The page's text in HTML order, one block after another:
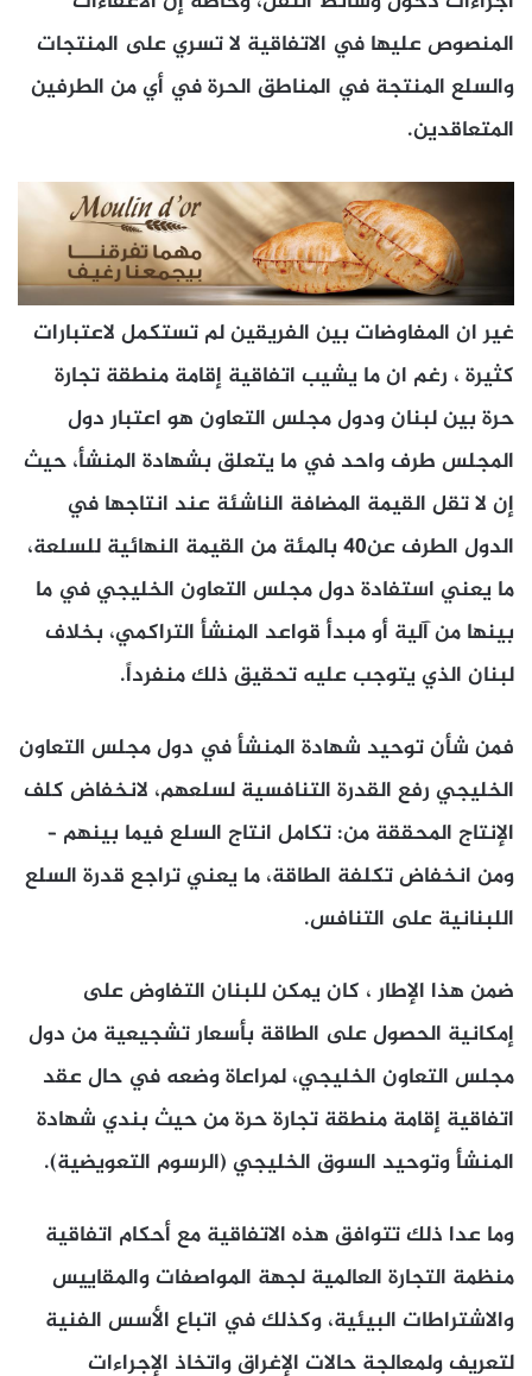
المنصوص عليها في الاتفاقية لا تسري على المنتجات
والسلع المنتجة في المناطق الحرة في أي من الطرفين
المتعاقدين.
غير ان المفاوضات بين الفريقين لم تستكمل لاعتبارات
كثيرة ، رغم ان ما يشيب اتفاقية إقامة منطقة تجارة
حرة بين لبنان ودول مجلس التعاون هو اعتبار دول
المجلس طرف واحد في ما يتعلق بشهادة المنشأ، حيث
إن لا تقل القيمة المضافة الناشئة عند انتاجها في
الدول الطرف عن40 بالمئة من القيمة النهائية للسلعة،
ما يعني استفادة دول مجلس التعاون الخليجي في ما
بينها من آلية أو مبدأ قواعد المنشأ التراكمي، بخلاف
لبنان الذي يتوجب عليه تحقيق ذلك منفرداً.
فمن شأن توحيد شهادة المنشأ في دول مجلس التعاون
الخليجي رفع القدرة التنافسية لسلعهم، لانخفاض كلف
الإنتاج المحققة من: تكامل انتاج السلع فيما بينهم –
ومن انخفاض تكلفة الطاقة، ما يعني تراجع قدرة السلع
اللبنانية على التنافس.
ضمن هذا الإطار ، كان يمكن للبنان التفاوض على
إمكانية الحصول على الطاقة بأسعار تشجيعية من دول
مجلس التعاون الخليجي، لمراعاة وضعه في حال عقد
اتفاقية إقامة منطقة تجارة حرة من حيث بندي شهادة
المنشأ وتوحيد السوق الخليجي (الرسوم التعويضية).
وما عدا ذلك تتوافق هذه الاتفاقية مع أحكام اتفاقية
منظمة التجارة العالمية لجهة المواصفات والمقاييس
والاشتراطات البيئية، وكذلك في اتباع الأسس الفنية
لتعريف ولمعالجة حالات الإغراق واتخاذ الإجراءات